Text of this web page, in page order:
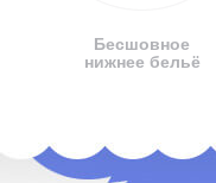
Бесшовное
нижнее бельё